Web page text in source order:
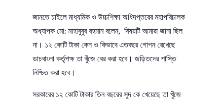
জানতে চাইলে মাধ্যমিক ও উচ্চশিক্ষা অধিদপ্তরের মহাপরিচালক
অধ্যাপক মো: মাহাবুবুর রহমান বলেন, বিষয়টি আমারা জানা ছিল
না। ১২ কোটি টাকা কেন ও কিভাবে এতবছর গোপন রেখেছে
ডাচবাংলা কর্তৃপক্ষ তা খুঁজে বের করা হবে। জড়িতদের শাস্তি
নিশ্চিত করা হবে।
সরকারের ১২ কোটি টাকার তিন বছরের সুদ কে খেয়েছে তা খুঁজে